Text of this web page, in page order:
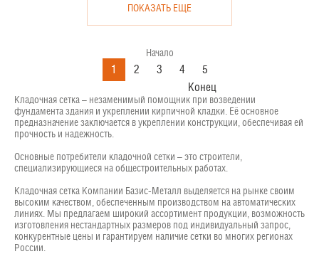
ПОКАЗАТЬ ЕЩЕ
Начало
1 2 3 4
5
Конец
Кладочная сетка – незаменимый помощник при возведении
фундамента здания и укреплении кирпичной кладки. Её основное
предназначение заключается в укреплении конструкции, обеспечивая ей
прочность и надежность.
Основные потребители кладочной сетки – это строители,
специализирующиеся на общестроительных работах.
Кладочная сетка Компании Базис-Металл выделяется на рынке своим
высоким качеством, обеспеченным производством на автоматических
линиях. Мы предлагаем широкий ассортимент продукции, возможность
изготовления нестандартных размеров под индивидуальный запрос,
конкурентные цены и гарантируем наличие сетки во многих регионах
России.